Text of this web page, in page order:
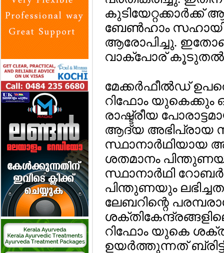
ബേണ്‍ഹാം
ആരോപിച്ചു.
വാക്‌പോര് കൂടുതല്‍
മേക്കര്‍ഫീല്‍ഡ്
റിഫോം യുകെക്കും
രാഷ്ട്രീയ
ആദ്യ അഭിപ്രായ
സ്ഥാനാര്‍ഥിയായ
ശതമാനം
സ്ഥാനാര്‍ഥി
പിന്തുണയും
ലേബറിന്റെ
റിഫോം യുകെ
ഉയര്‍ത്തുന്നത്